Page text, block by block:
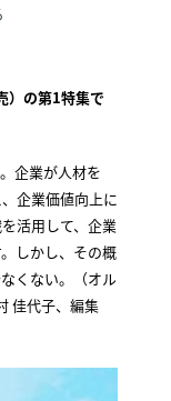
）の第1特集で
企業が人材を
企業価値向上に
活用して、企業
しかし、その概
くない。（オル
佳代子、編集